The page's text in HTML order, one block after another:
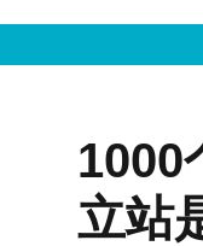
1000
立站